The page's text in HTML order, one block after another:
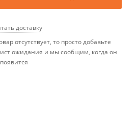
доставку
отсутствует, то просто добавьте
ожидания и мы сообщим, когда он